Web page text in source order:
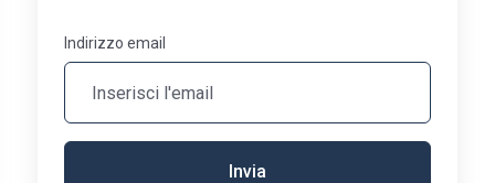
Indirizzo email
Invia